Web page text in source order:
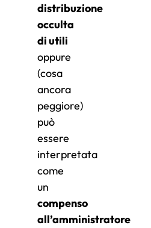
distribuzione
occulta
di utili
oppure
(cosa
ancora
peggiore)
può
essere
interpretata
come
un
compenso
all’amministratore